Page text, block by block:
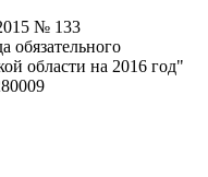
№ 133
обязательного
области на 2016 год"